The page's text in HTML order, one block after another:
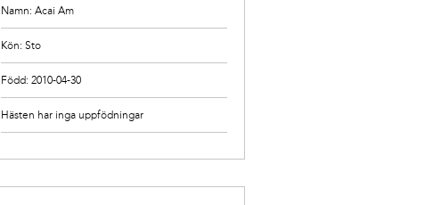
Namn: Acai Am
Kön: Sto
Född: 2010-04-30
Hästen har inga uppfödningar